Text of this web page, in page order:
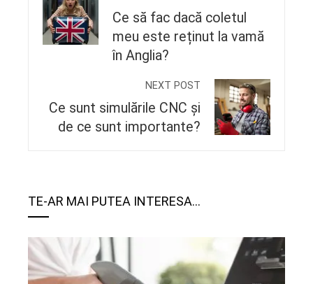
Ce să fac dacă coletul
meu este reținut la vamă
în Anglia?
NEXT POST
Ce sunt simulările CNC și
de ce sunt importante?
TE-AR MAI PUTEA INTERESA...